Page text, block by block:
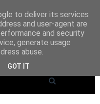
to deliver its services
and user-agent are
and security
generate usage
abuse.
GOT IT